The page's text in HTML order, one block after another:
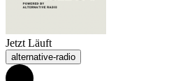
Jetzt Läuft
alternative-radio